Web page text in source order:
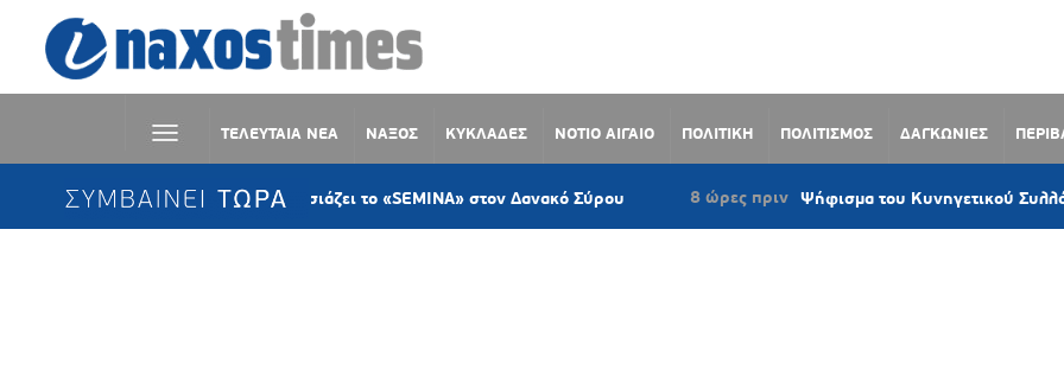
ΤΕΛΕΥΤΑΙΑ ΝΕΑ ΝΑΞΟΣ ΚΥΚΛΑΔΕΣ ΝΟΤΙΟ ΑΙΓΑΙΟ ΠΟΛΙΤΙΚΗ ΠΟΛΙΤΙΣΜΟΣ ΔΑΓΚΩΝΙΕΣ
ΣΥΜΒΑΙΝΕΙ ΤΩΡΑ
Η KYKLart παρουσιάζει το «SEMINA» στον Δανακό Σύρου 8 ώρες πριν Ψήφισμα του Κυνηγετικού Συλλόγου